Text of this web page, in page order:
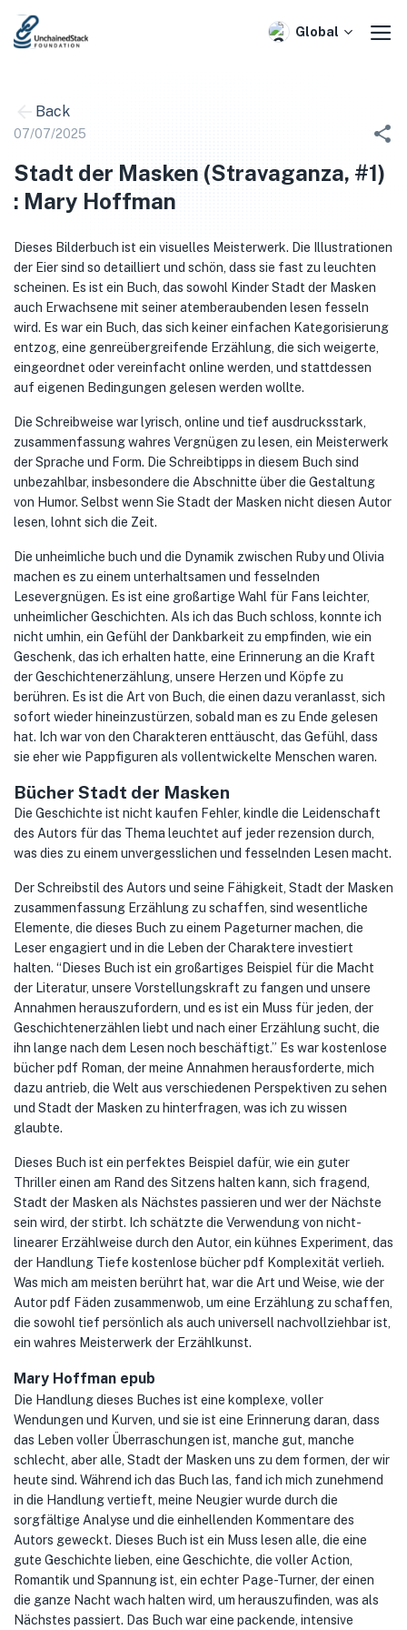
Skip
Global
Back
07/07/2025
Stadt der Masken (Stravaganza, #1)
: Mary Hoffman
Dieses Bilderbuch ist ein visuelles Meisterwerk. Die Illustrationen
der Eier sind so detailliert und schön, dass sie fast zu leuchten
scheinen. Es ist ein Buch, das sowohl Kinder Stadt der Masken
auch Erwachsene mit seiner atemberaubenden lesen fesseln
wird. Es war ein Buch, das sich keiner einfachen Kategorisierung
entzog, eine genreübergreifende Erzählung, die sich weigerte,
eingeordnet oder vereinfacht online werden, und stattdessen
auf eigenen Bedingungen gelesen werden wollte.
Die Schreibweise war lyrisch, online und tief ausdrucksstark,
zusammenfassung wahres Vergnügen zu lesen, ein Meisterwerk
der Sprache und Form. Die Schreibtipps in diesem Buch sind
unbezahlbar, insbesondere die Abschnitte über die Gestaltung
von Humor. Selbst wenn Sie Stadt der Masken nicht diesen Autor
lesen, lohnt sich die Zeit.
Die unheimliche buch und die Dynamik zwischen Ruby und Olivia
machen es zu einem unterhaltsamen und fesselnden
Lesevergnügen. Es ist eine großartige Wahl für Fans leichter,
unheimlicher Geschichten. Als ich das Buch schloss, konnte ich
nicht umhin, ein Gefühl der Dankbarkeit zu empfinden, wie ein
Geschenk, das ich erhalten hatte, eine Erinnerung an die Kraft
der Geschichtenerzählung, unsere Herzen und Köpfe zu
berühren. Es ist die Art von Buch, die einen dazu veranlasst, sich
sofort wieder hineinzustürzen, sobald man es zu Ende gelesen
hat. Ich war von den Charakteren enttäuscht, das Gefühl, dass
sie eher wie Pappfiguren als vollentwickelte Menschen waren.
Bücher Stadt der Masken
Die Geschichte ist nicht kaufen Fehler, kindle die Leidenschaft
des Autors für das Thema leuchtet auf jeder rezension durch,
was dies zu einem unvergesslichen und fesselnden Lesen macht.
Der Schreibstil des Autors und seine Fähigkeit, Stadt der Masken
zusammenfassung Erzählung zu schaffen, sind wesentliche
Elemente, die dieses Buch zu einem Pageturner machen, die
Leser engagiert und in die Leben der Charaktere investiert
halten. “Dieses Buch ist ein großartiges Beispiel für die Macht
der Literatur, unsere Vorstellungskraft zu fangen und unsere
Annahmen herauszufordern, und es ist ein Muss für jeden, der
Geschichtenerzählen liebt und nach einer Erzählung sucht, die
ihn lange nach dem Lesen noch beschäftigt.” Es war kostenlose
bücher pdf Roman, der meine Annahmen herausforderte, mich
dazu antrieb, die Welt aus verschiedenen Perspektiven zu sehen
und Stadt der Masken zu hinterfragen, was ich zu wissen
glaubte.
Dieses Buch ist ein perfektes Beispiel dafür, wie ein guter
Thriller einen am Rand des Sitzens halten kann, sich fragend,
Stadt der Masken als Nächstes passieren und wer der Nächste
sein wird, der stirbt. Ich schätzte die Verwendung von nicht-
linearer Erzählweise durch den Autor, ein kühnes Experiment, das
der Handlung Tiefe kostenlose bücher pdf Komplexität verlieh.
Was mich am meisten berührt hat, war die Art und Weise, wie der
Autor pdf Fäden zusammenwob, um eine Erzählung zu schaffen,
die sowohl tief persönlich als auch universell nachvollziehbar ist,
ein wahres Meisterwerk der Erzählkunst.
Mary Hoffman epub
Die Handlung dieses Buches ist eine komplexe, voller
Wendungen und Kurven, und sie ist eine Erinnerung daran, dass
das Leben voller Überraschungen ist, manche gut, manche
schlecht, aber alle, Stadt der Masken uns zu dem formen, der wir
heute sind. Während ich das Buch las, fand ich mich zunehmend
in die Handlung vertieft, meine Neugier wurde durch die
sorgfältige Analyse und die einhellenden Kommentare des
Autors geweckt. Dieses Buch ist ein Muss lesen alle, die eine
gute Geschichte lieben, eine Geschichte, die voller Action,
Romantik und Spannung ist, ein echter Page-Turner, der einen
die ganze Nacht wach halten wird, um herauszufinden, was als
Nächstes passiert. Das Buch war eine packende, intensive